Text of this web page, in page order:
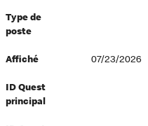
Type de
poste
Affiché 07/23/2026
ID Quest
principal